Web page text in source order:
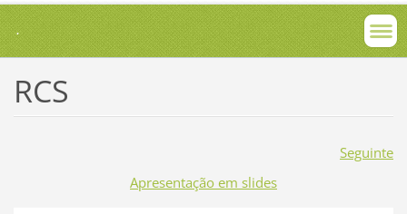
.
RCS
Seguinte
Apresentação em slides